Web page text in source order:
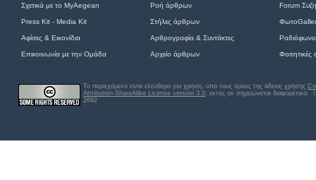
Σχετικά με το MyAegean Ροή άρθρων Forum
Press Kit - Media Kit Στήλες άρθρων
Αφίσες & Εικονίδια Αρθρογραφία & Συντάκτες Ραδιόφωνο
Επικοινωνία με την Ομάδα Αρχείο άρθρων
Το περιεχόμενο είναι ελεύθερο για χρήση, υπό τους όρους της άδειας χρήσης
Attribution-ShareAlike License version 3.0, εκτός αν σημειώνεται διαφορετικά.
2692